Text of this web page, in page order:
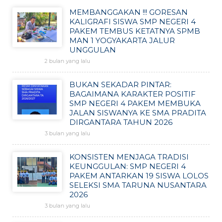
MEMBANGGAKAN !!! GORESAN
KALIGRAFI SISWA SMP NEGERI 4
PAKEM TEMBUS KETATNYA SPMB
MAN 1 YOGYAKARTA JALUR
UNGGULAN
2 bulan yang lalu
BUKAN SEKADAR PINTAR:
BAGAIMANA KARAKTER POSITIF
SMP NEGERI 4 PAKEM MEMBUKA
JALAN SISWANYA KE SMA PRADITA
DIRGANTARA TAHUN 2026
3 bulan yang lalu
KONSISTEN MENJAGA TRADISI
KEUNGGULAN: SMP NEGERI 4
PAKEM ANTARKAN 19 SISWA LOLOS
SELEKSI SMA TARUNA NUSANTARA
2026
3 bulan yang lalu